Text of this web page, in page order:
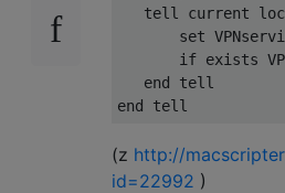
tell current
set
if exists
   end tell
end tell
(z http://
id=22992 )